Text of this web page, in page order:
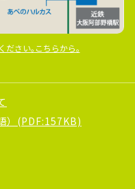
ださい｡こちらから｡
）(PDF:157KB)